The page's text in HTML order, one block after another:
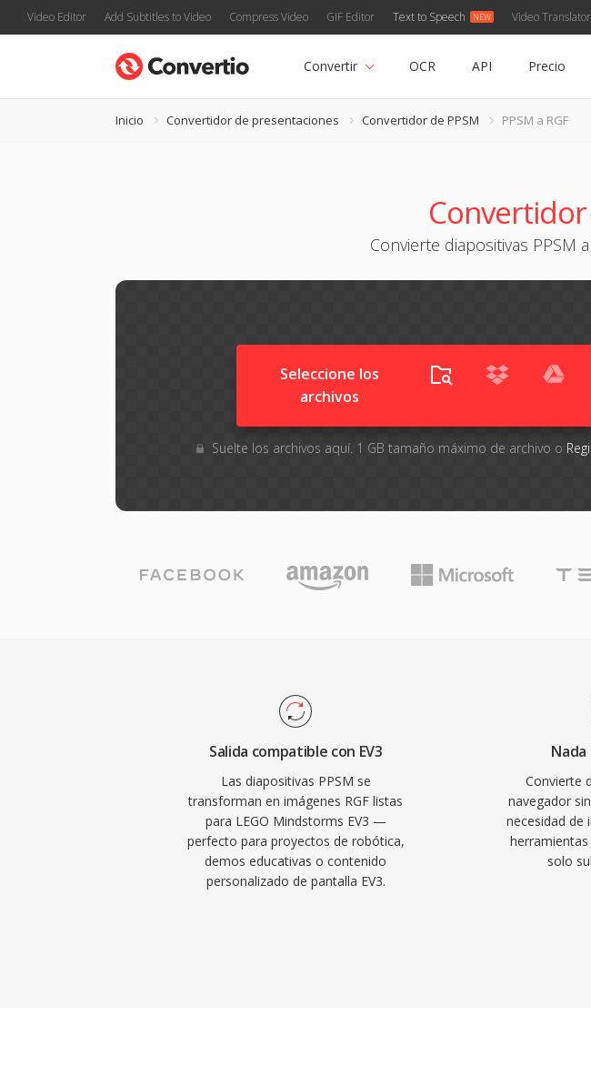
Video Editor Add Subtitles to Video Compress Video GIF Editor Text to Speech Video Translator
Convertir OCR API Precio
Inicio Convertidor de presentaciones Convertidor de PPSM PPSM a RGF
Convertidor
Convierte diapositivas PPSM
Seleccione los
archivos
Suelte los archivos aquí. 1 GB tamaño máximo de archivo o
Salida compatible con EV3
Las diapositivas PPSM se
transforman en imágenes RGF listas
para LEGO Mindstorms EV3 —
perfecto para proyectos de robótica,
demos educativas o contenido
personalizado de pantalla EV3.
Convierte
navegador
necesidad de
solo